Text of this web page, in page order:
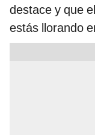
destace y que
estás llorando